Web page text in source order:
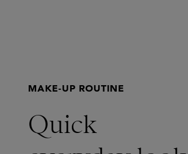
MAKE-UP ROUTINE
Quick